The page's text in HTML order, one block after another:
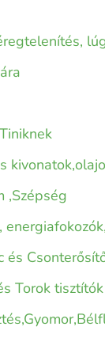
,Szépség
és
Torok tisztítók